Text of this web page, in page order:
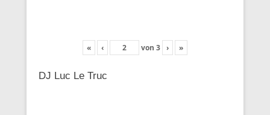
« ‹ von 3 › »
DJ Luc Le Truc